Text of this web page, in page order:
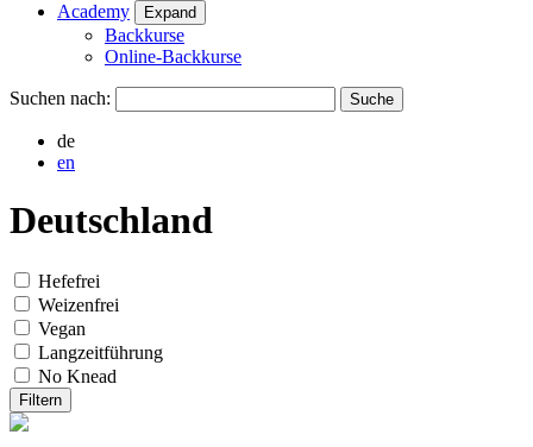
Academy
Expand
Backkurse
Online-Backkurse
Suchen nach:
de
en
Deutschland
Hefefrei
Weizenfrei
Vegan
Langzeitführung
No Knead
Filtern